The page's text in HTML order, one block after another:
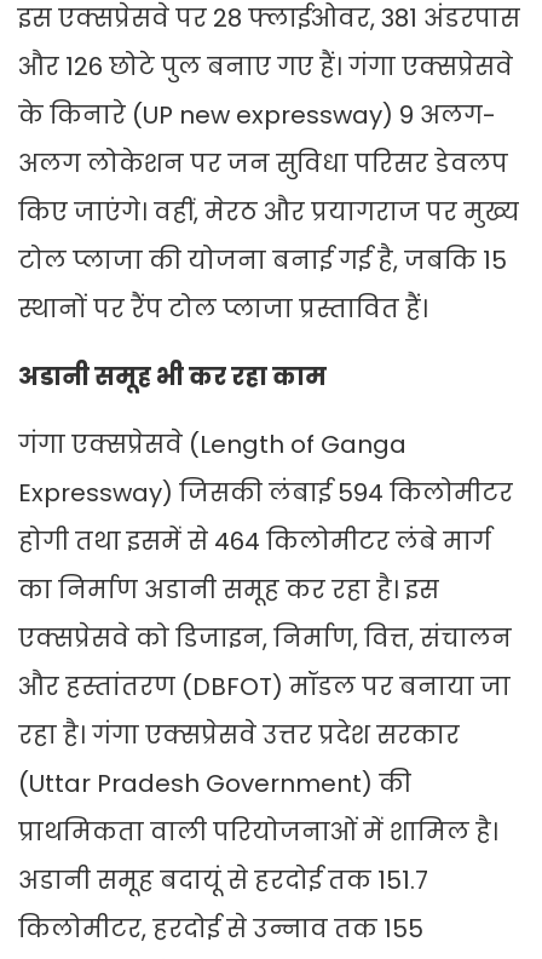
इस एक्सप्रेसवे पर 28 फ्लाईओवर, 381 अंडरपास
और 126 छोटे पुल बनाए गए हैं। गंगा एक्सप्रेसवे
के किनारे (UP new expressway) 9 अलग-
अलग लोकेशन पर जन सुविधा परिसर डेवलप
किए जाएंगे। वहीं, मेरठ और प्रयागराज पर मुख्य
टोल प्लाजा की योजना बनाई गई है, जबकि 15
स्थानों पर रैंप टोल प्लाजा प्रस्तावित हैं।
अडानी समूह भी कर रहा काम
गंगा एक्सप्रेसवे (Length of Ganga
Expressway) जिसकी लंबाई 594 किलोमीटर
होगी तथा इसमें से 464 किलोमीटर लंबे मार्ग
का निर्माण अडानी समूह कर रहा है। इस
एक्सप्रेसवे को डिजाइन, निर्माण, वित्त, संचालन
और हस्तांतरण (DBFOT) मॉडल पर बनाया जा
रहा है। गंगा एक्सप्रेसवे उत्तर प्रदेश सरकार
(Uttar Pradesh Government) की
प्राथमिकता वाली परियोजनाओं में शामिल है।
अडानी समूह बदायूं से हरदोई तक 151.7
किलोमीटर, हरदोई से उन्नाव तक 155